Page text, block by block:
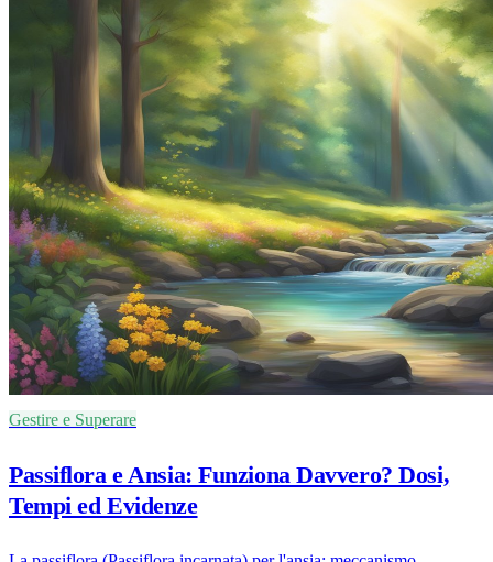
Gestire e Superare
Passiflora e Ansia: Funziona Davvero? Dosi,
Tempi ed Evidenze